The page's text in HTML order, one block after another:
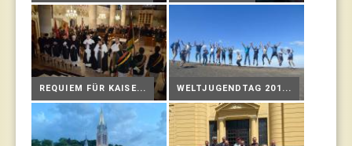
REQUIEM FÜR KAISE... WELTJUGENDTAG 201...